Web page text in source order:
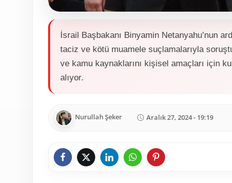
İsrail Başbakanı Binyamin Netanyahu’nun
taciz ve kötü muamele suçlamalarıyla
ve kamu kaynaklarını kişisel amaçları için
alıyor.
Nurullah Şeker Aralık 27, 2024 - 19:19